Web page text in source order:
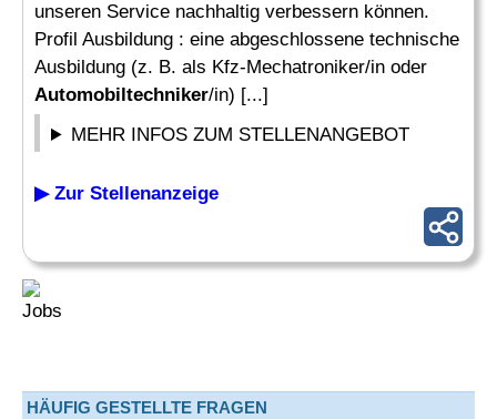
unseren Service nachhaltig verbessern können.
Profil Ausbildung : eine abgeschlossene technische
Ausbildung (z. B. als Kfz-Mechatroniker/in oder
Automobiltechniker/in) [...]
MEHR INFOS ZUM STELLENANGEBOT
▶ Zur Stellenanzeige
HÄUFIG GESTELLTE FRAGEN